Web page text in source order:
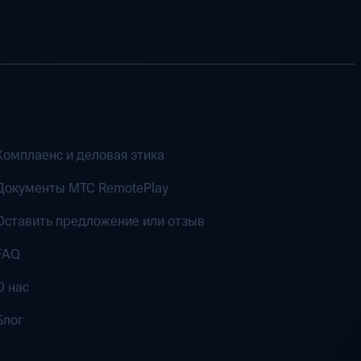
и деловая этика
MTC RemotePlay
предложение или отзыв
нас